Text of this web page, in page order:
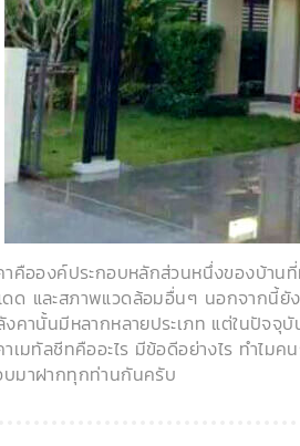
าคือองค์ประกอบหลักส่วนหนึ่งของบ้
ดด และสภาพแวดล้อมอื่นๆ นอกจากนี้ยั
งคานั้นมีหลากหลายประเภท แต่ในปัจ
เมทัลชีทคืออะไร มีข้อดีอย่างไร ทำไม
บมาฝากทุกท่านกันครับ